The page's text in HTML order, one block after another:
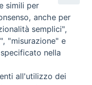
simili per
anche per
semplici",
"misurazione" e
nella
all'utilizzo dei